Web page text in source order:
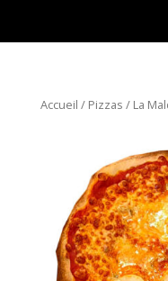
Accueil / Pizzas / La